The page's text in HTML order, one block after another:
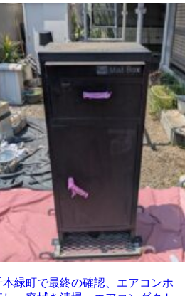
緑町で最終の確認、エアコンホ